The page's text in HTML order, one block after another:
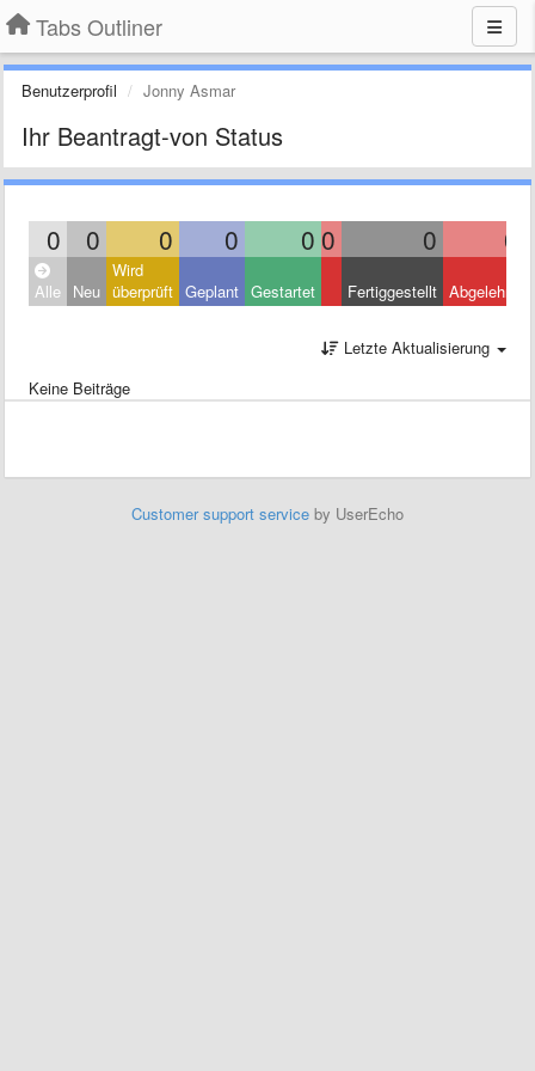
Tabs Outliner
Benutzerprofil Jonny Asmar
Ihr Beantragt-von Status
0 0 0 0 0 0 0 0
Alle Neu
Wird
überprüft Geplant Gestartet Fertiggestellt Abgelehnt
Letzte Aktualisierung
Keine Beiträge
Customer support service by UserEcho